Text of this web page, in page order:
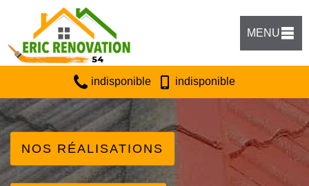
MENU
indisponible indisponible
NOS RÉALISATIONS